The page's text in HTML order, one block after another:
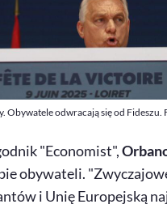
Obywatele odwracają się od Fideszu.
"Economist",
obywateli.
i Unię Europejską